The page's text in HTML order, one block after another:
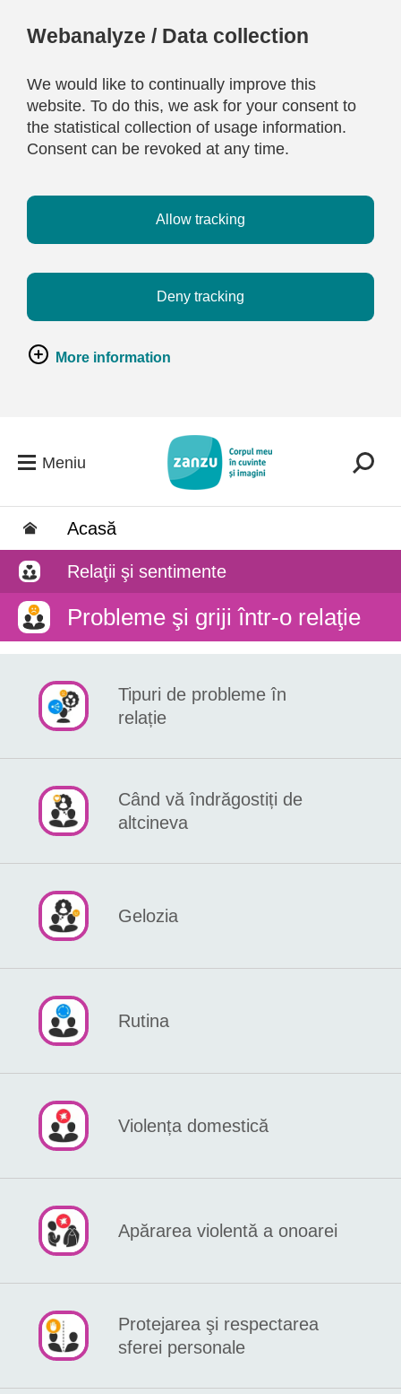
Webanalyze / Data collection
We would like to continually improve this
website. To do this, we ask for your consent to
the statistical collection of usage information.
Consent can be revoked at any time.
Allow tracking
Deny tracking
More information
Meniu
Acasă
Relaţii şi sentimente
Probleme şi griji într-o relaţie
Tipuri de probleme în
relație
Când vă îndrăgostiți de
altcineva
Gelozia
Rutina
Violența domestică
Apărarea violentă a onoarei
Protejarea şi respectarea
sferei personale